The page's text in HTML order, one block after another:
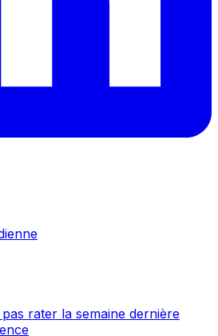
rater la semaine dernière